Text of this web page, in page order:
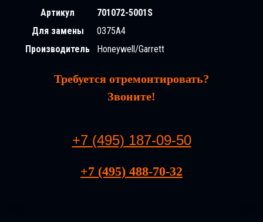
Артикул
701072-5001S
Для замены
0375A4
Производитель
Honeywell/Garrett
Требуется отремонтировать?
Звоните!
+7 (495) 187-09-50
+7 (495) 488-70-32